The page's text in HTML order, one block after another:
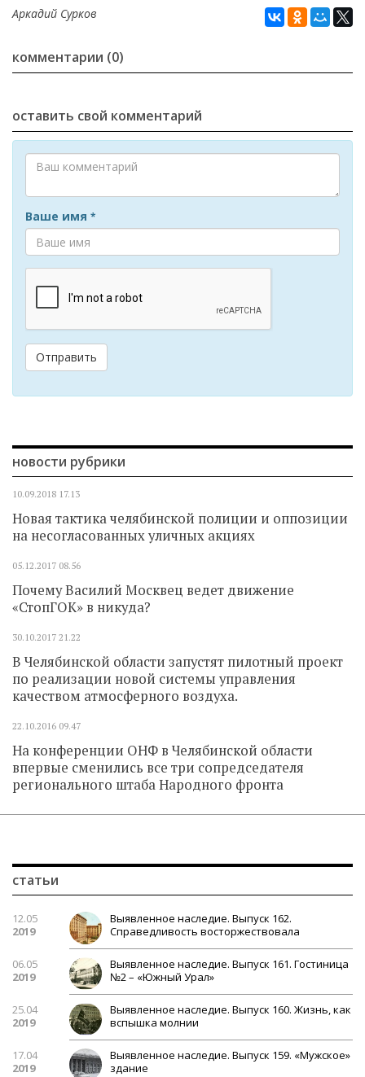
Аркадий Сурков
комментарии (0)
оставить свой комментарий
Ваше имя *
Отправить
новости рубрики
10.09.2018 17.13
Новая тактика челябинской полиции и оппозиции
на несогласованных уличных акциях
05.12.2017 08.56
Почему Василий Москвец ведет движение
«СтопГОК» в никуда?
30.10.2017 21.22
В Челябинской области запустят пилотный проект
по реализации новой системы управления
качеством атмосферного воздуха.
22.10.2016 09.47
На конференции ОНФ в Челябинской области
впервые сменились все три сопредседателя
регионального штаба Народного фронта
статьи
12.05
2019
Выявленное наследие. Выпуск 162.
Справедливость восторжествовала
06.05
2019
Выявленное наследие. Выпуск 161. Гостиница
№2 – «Южный Урал»
25.04
2019
Выявленное наследие. Выпуск 160. Жизнь, как
вспышка молнии
17.04
2019
Выявленное наследие. Выпуск 159. «Мужское»
здание